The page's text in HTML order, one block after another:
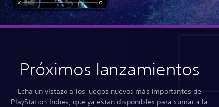
Próximos lanzamientos
Echa un vistazo a los juegos nuevos más importantes de
PlayStation Indies, que ya están disponibles para sumar a la